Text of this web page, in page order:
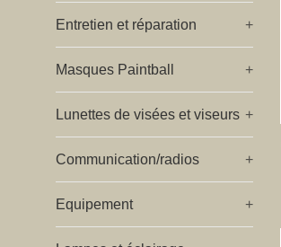
Entretien et réparation +
Masques Paintball +
Lunettes de visées et viseurs +
Communication/radios +
Equipement +